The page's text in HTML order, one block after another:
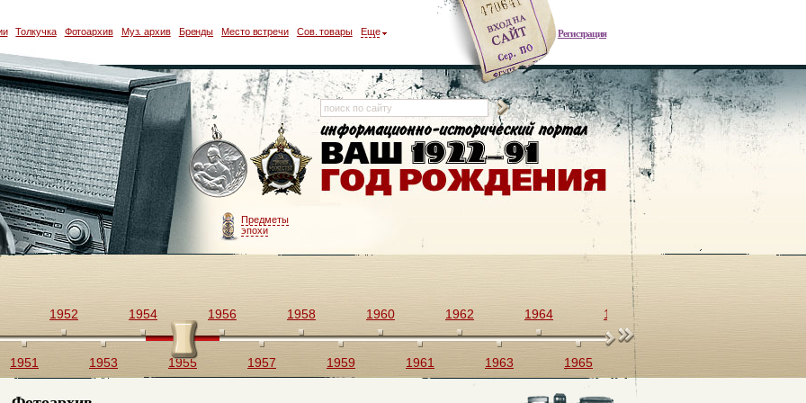
Регистрация
Толкучка Фотоархив Муз. архив Бренды Место встречи Сов. товары Еще
Предметы
эпохи
1951
1952
1953
1954
1955
1956
1957
1958
1959
1960
1961
1962
1963
1964
1965
1966